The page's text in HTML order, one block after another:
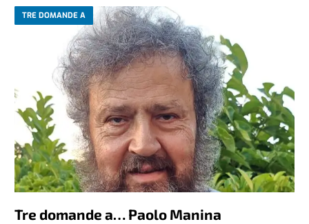
TRE DOMANDE A
Tre domande a… Paolo Manina